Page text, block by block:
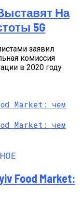
На
5G
заявил
комиссия
в 2020 году
Food Market: